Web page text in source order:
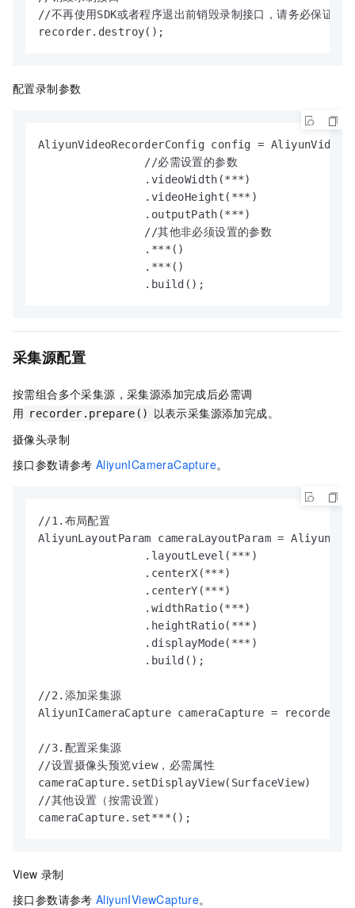
//不再使用SDK或者程序退出前销毁录制接口，请务必保证
recorder.destroy();
配置录制参数
AliyunVideoRecorderConfig config =
                //必需设置的参数
                .videoWidth(***)
                .videoHeight(***)
                .outputPath(***)
                //其他非必须设置的参数
                .***()
                .***()
                .build();
采集源配置
按需组合多个采集源，采集源添加完成后必需调
用 recorder.prepare()
以表示采集源添加完成。
摄像头录制
接口参数请参考 AliyunICameraCapture。
//1.布局配置
AliyunLayoutParam cameraLayoutParam =
                .layoutLevel(***)
                .centerX(***)
                .centerY(***)
                .widthRatio(***)
                .heightRatio(***)
                .displayMode(***)
                .build();
//2.添加采集源
AliyunICameraCapture cameraCapture =
//3.配置采集源
//设置摄像头预览view，必需属性
cameraCapture.setDisplayView(SurfaceView)
//其他设置（按需设置）
cameraCapture.set***();
View 录制
接口参数请参考 AliyunIViewCapture。